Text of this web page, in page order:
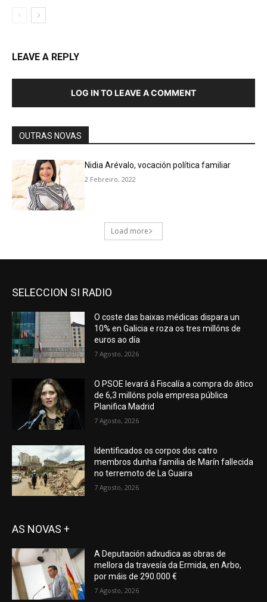
SELECCION SI RADIO
O coste das baixas médicas dispara un
10% en Galicia e roza os tres millóns de
euros ao día
7 Agosto, 2026
O PSOE levará á Fiscalía a compra do ático
de 6,3 millóns pola empresa pública
Planifica Madrid
7 Agosto, 2026
Identificados os corpos dos catro
membros dunha familia de Marín fallecida
no terremoto de La Guaira
7 Agosto, 2026
AS NOVAS +
A Deputación adxudica as obras de
mellora da travesía da Ermida, en Arbo,
por máis de 290.000 €
7 Agosto, 2026